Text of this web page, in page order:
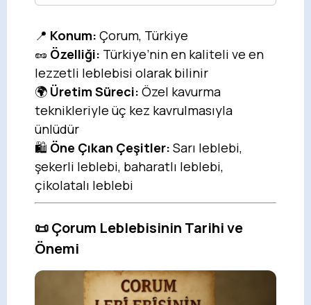
📍 Konum: Çorum, Türkiye
🥜 Özelliği: Türkiye’nin en kaliteli ve en
lezzetli leblebisi olarak bilinir
🌍 Üretim Süreci: Özel kavurma
teknikleriyle üç kez kavrulmasıyla
ünlüdür
🛍️ Öne Çıkan Çeşitler: Sarı leblebi,
şekerli leblebi, baharatlı leblebi,
çikolatalı leblebi
📜 Çorum Leblebisinin Tarihi ve
Önemi